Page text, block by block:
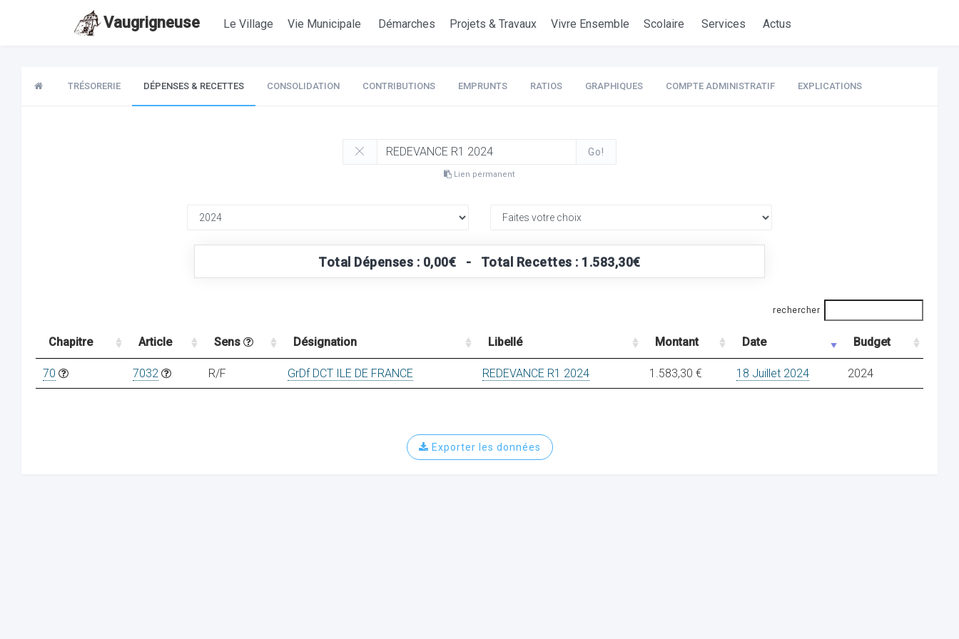
Vaugrigneuse Le Village Vie Municipale Démarches Projets & Travaux Vivre Ensemble Scolaire Services Actus
TRÉSORERIE DÉPENSES & RECETTES CONSOLIDATION CONTRIBUTIONS EMPRUNTS RATIOS GRAPHIQUES COMPTE ADMINISTRATIF EXPLICATIONS
Go!
Lien permanent
Total Dépenses : 0,00€ - Total Recettes : 1.583,30€
rechercher
Chapitre Article Sens Désignation Libellé Montant Date Budget
70 7032 R/F GrDf DCT ILE DE FRANCE REDEVANCE R1 2024 1.583,30 € 18 Juillet 2024 2024
Exporter les données